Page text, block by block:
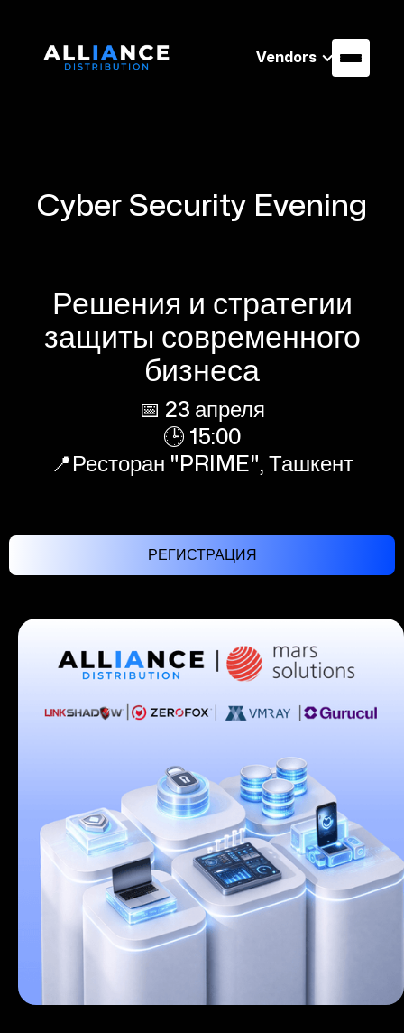
Vendors
Cyber Security Evening
Решения и стратегии
защиты современного
бизнеса
📅 23 апреля
🕒 15:00
📍Ресторан "PRIME", Ташкент
РЕГИСТРАЦИЯ